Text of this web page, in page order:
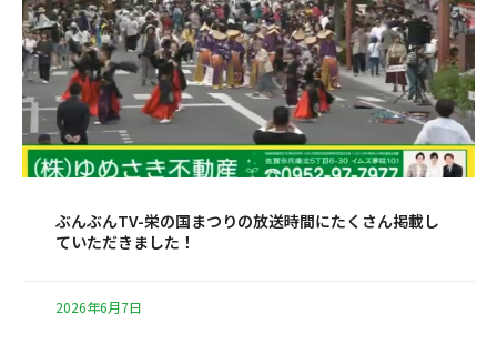
ぶんぶんTV-栄の国まつりの放送時間にたくさん掲載し
ていただきました！
2026年6月7日